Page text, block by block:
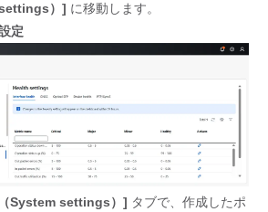
）] に移動します。
定
System settings）] タブで、作成したポ